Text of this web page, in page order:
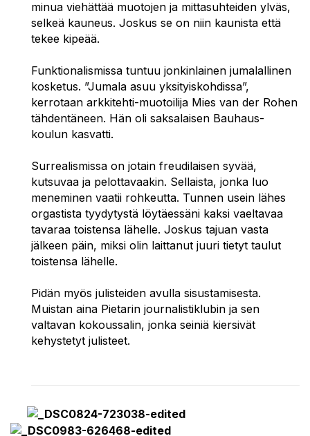
minua viehättää muotojen ja mittasuhteiden ylväs,
selkeä kauneus. Joskus se on niin kaunista että
tekee kipeää.
Funktionalismissa tuntuu jonkinlainen jumalallinen
kosketus. ”Jumala asuu yksityiskohdissa”,
kerrotaan arkkitehti-muotoilija Mies van der Rohen
tähdentäneen. Hän oli saksalaisen Bauhaus-
koulun kasvatti.
Surrealismissa on jotain freudilaisen syvää,
kutsuvaa ja pelottavaakin. Sellaista, jonka luo
meneminen vaatii rohkeutta. Tunnen usein lähes
orgastista tyydytystä löytäessäni kaksi vaeltavaa
tavaraa toistensa lähelle. Joskus tajuan vasta
jälkeen päin, miksi olin laittanut juuri tietyt taulut
toistensa lähelle.
Pidän myös julisteiden avulla sisustamisesta.
Muistan aina Pietarin journalistiklubin ja sen
valtavan kokoussalin, jonka seiniä kiersivät
kehystetyt julisteet.